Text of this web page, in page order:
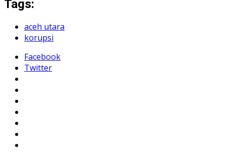
Tags:
aceh utara
korupsi
Facebook
Twitter